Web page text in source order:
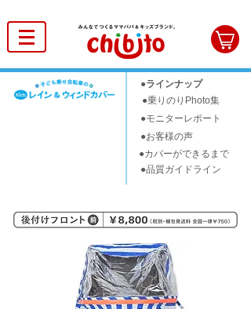
●ラインナップ
●乗りのりPhoto集
●モニターレポート
●お客様の声
●カバーができるまで
●品質ガイドライン